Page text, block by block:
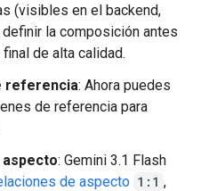
(visibles en el backend,
la composición antes
de alta calidad.
referencia: Ahora puedes
de referencia para
: Gemini 3.1 Flash
de aspecto 1:1 ,